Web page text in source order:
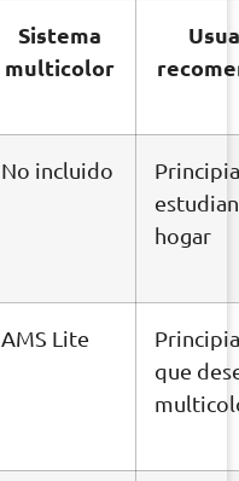
Sistema
multicolor
No incluido
hogar
AMS Lite
que